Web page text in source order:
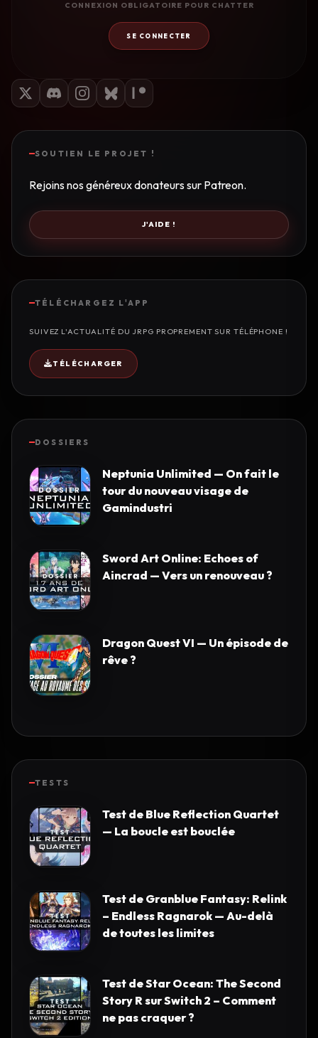
CONNEXION OBLIGATOIRE POUR CHATTER
SE CONNECTER
SOUTIEN LE PROJET !
Rejoins nos généreux donateurs sur Patreon.
J'AIDE !
TÉLÉCHARGEZ L'APP
SUIVEZ L'ACTUALITÉ DU JRPG PROPREMENT SUR TÉLÉPHONE !
TÉLÉCHARGER
DOSSIERS
Neptunia Unlimited — On fait le
tour du nouveau visage de
Gamindustri
Sword Art Online: Echoes of
Aincrad — Vers un renouveau ?
Dragon Quest VI — Un épisode de
rêve ?
TESTS
Test de Blue Reflection Quartet
— La boucle est bouclée
Test de Granblue Fantasy: Relink
– Endless Ragnarok — Au-delà
de toutes les limites
Test de Star Ocean: The Second
Story R sur Switch 2 – Comment
ne pas craquer ?